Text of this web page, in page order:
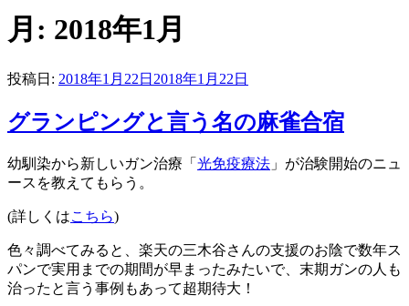
月: 2018年1月
投稿日: 2018年1月22日 2018年1月22日
グランピングと言う名の麻雀合宿
幼馴染から新しいガン治療「 光免疫療法 」が治験開始のニュ
ースを教えてもらう。
(詳しくはこちら)
色々調べてみると、楽天の三木谷さんの支援のお陰で数年ス
パンで実用までの期間が早まったみたいで、末期ガンの人も
治ったと言う事例もあって超期待大！